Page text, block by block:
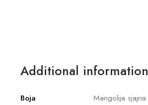
Additional information
Boja
Mangolija sjajna